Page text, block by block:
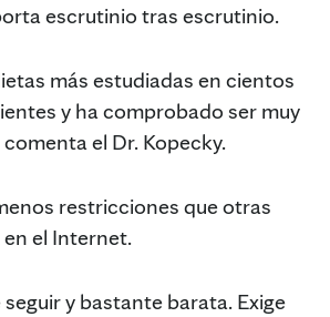
escrutinio tras escrutinio.
más estudiadas en cientos
y ha comprobado ser muy
el Dr. Kopecky.
restricciones que otras
el Internet.
seguir y bastante barata. Exige